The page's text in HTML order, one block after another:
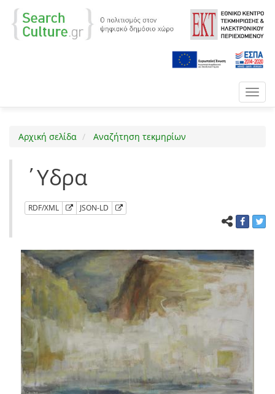
Αρχική σελίδα Αναζήτηση τεκμηρίων
΄Υδρα
RDF/XML JSON-LD